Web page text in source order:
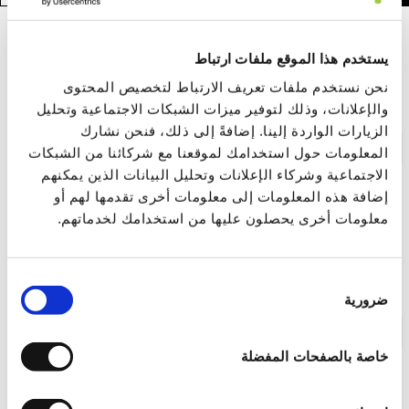
يستخدم هذا الموقع ملفات ارتباط
نحن نستخدم ملفات تعريف الارتباط لتخصيص المحتوى
والإعلانات، وذلك لتوفير ميزات الشبكات الاجتماعية وتحليل
الزيارات الواردة إلينا. إضافةً إلى ذلك، فنحن نشارك
المعلومات حول استخدامك لموقعنا مع شركائنا من الشبكات
الاجتماعية وشركاء الإعلانات وتحليل البيانات الذين يمكنهم
إضافة هذه المعلومات إلى معلومات أخرى تقدمها لهم أو
معلومات أخرى يحصلون عليها من استخدامك لخدماتهم.
الموافقة
ضرورية
خاصة بالصفحات المفضلة
على الأجزاء الثلاثة للنفس: نحو إطار تكاملي
شخصي للوظائف العاطفية والعقلية والحدسية
ملخص > رابط للنشر
العلاج بالارتداد العابر للزمن (TTRT) للأعراض
المرتبطة بالصدمة: إطار استكشافي عصبي